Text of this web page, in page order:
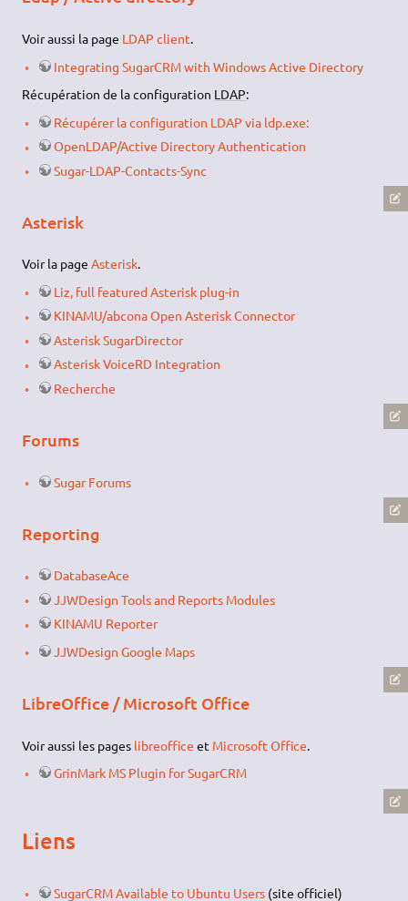
Voir aussi la page LDAP client.
Integrating SugarCRM with Windows Active Directory
Récupération de la configuration LDAP:
Récupérer la configuration LDAP via ldp.exe:
OpenLDAP/Active Directory Authentication
Sugar-LDAP-Contacts-Sync
Asterisk
Voir la pageAsterisk.
Liz, full featured Asterisk plug-in
KINAMU/abcona Open Asterisk Connector
Asterisk SugarDirector
Asterisk VoiceRD Integration
Recherche
Forums
Sugar Forums
Reporting
DatabaseAce
JJWDesign Tools and Reports Modules
KINAMU Reporter
JJWDesign Google Maps
LibreOffice / Microsoft Office
Voir aussi les pages libreoffice et Microsoft Office
GrinMark MS Plugin for SugarCRM
Liens
SugarCRM Available to Ubuntu Users(site officiel)